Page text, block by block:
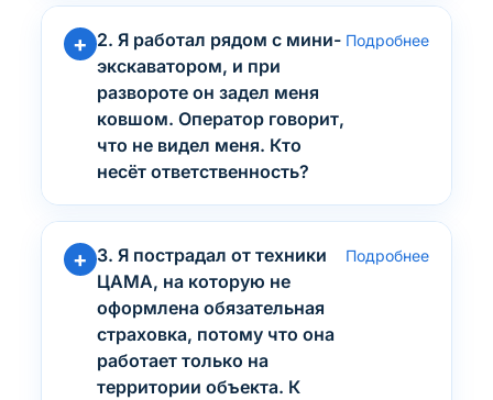
2. Я работал рядом с мини-
экскаватором, и при
развороте он задел меня
ковшом. Оператор говорит,
что не видел меня. Кто
несёт ответственность?
Подробнее
3. Я пострадал от техники
ЦАМА, на которую не
оформлена обязательная
страховка, потому что она
работает только на
территории объекта. К
Подробнее